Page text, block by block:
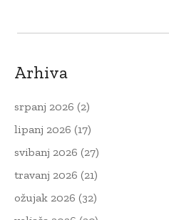
Arhiva
srpanj 2026 (2)
lipanj 2026 (17)
svibanj 2026 (27)
travanj 2026 (21)
ožujak 2026 (32)